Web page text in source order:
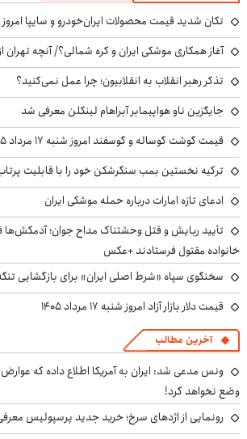
تکان شدید قیمت محصولات ایران‌خودرو و سایپا امروز شنبه ۱۷
آغاز همکاری موشکی ایران و کره شمالی؟/ آنچه
تذکر رهبر انقلاب به انقلابیون؛ چرا عمل نمی‌کنید؟
جایگزین ناو هواپیمابر آبراهام لینکلن معرفی شد
قیمت گوشت گوساله و گوسفند امروز شنبه ۱۷ مرداد ۱۴۰۵ +جدول
ترکیه نخستین بمب سنگرشکن خود را با قابلیت
ادعای تازه امارات درباره حمله موشکی ایران
تأیید ربایش و قتل وحشتناک مداح جوان؛ آدمکش‌ها
خانواده مقتول فرستادند +عکس
سخنگوی سپاه «شرط اصلی ایران» برای بازگشایی تنگه
قیمت دلار بازار آزاد امروز شنبه ۱۷ مرداد ۱۴۰۵
آخرین مطالب
ونس مدعی شد: ایران به آمریکا اطلاع داده که عوارض
وضع نخواهد کرد!
رونمایی از اژدهای سرخ؛ خرید جدید پرسپولیس